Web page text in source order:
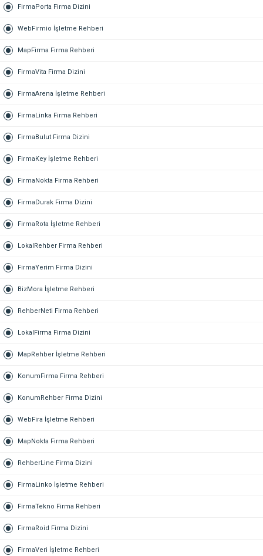
FirmaPorta Firma Dizini
WebFirmio İşletme Rehberi
MapFirma Firma Rehberi
FirmaVita Firma Dizini
FirmaArena İşletme Rehberi
FirmaLinka Firma Rehberi
FirmaBulut Firma Dizini
FirmaKey İşletme Rehberi
FirmaNokta Firma Rehberi
FirmaDurak Firma Dizini
FirmaRota İşletme Rehberi
LokalRehber Firma Rehberi
FirmaYerim Firma Dizini
BizMora İşletme Rehberi
RehberNeti Firma Rehberi
LokalFirma Firma Dizini
MapRehber İşletme Rehberi
KonumFirma Firma Rehberi
KonumRehber Firma Dizini
WebFira İşletme Rehberi
MapNokta Firma Rehberi
RehberLine Firma Dizini
FirmaLinko İşletme Rehberi
FirmaTekno Firma Rehberi
FirmaRoid Firma Dizini
FirmaVeri İşletme Rehberi